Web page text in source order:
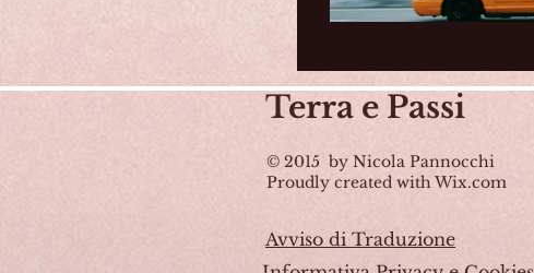
Terra e Passi
© 2015 by Nicola Pannocchi
Proudly created with Wix.com
Avviso di Traduzione